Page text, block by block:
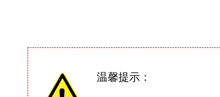
温馨提示：